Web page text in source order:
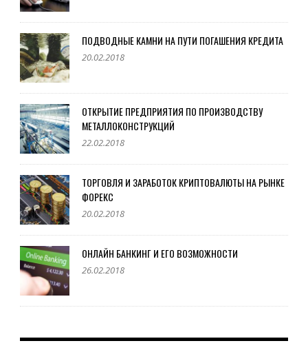
ПОДВОДНЫЕ КАМНИ НА ПУТИ ПОГАШЕНИЯ КРЕДИТА
20.02.2018
ОТКРЫТИЕ ПРЕДПРИЯТИЯ ПО ПРОИЗВОДСТВУ
МЕТАЛЛОКОНСТРУКЦИЙ
22.02.2018
ТОРГОВЛЯ И ЗАРАБОТОК КРИПТОВАЛЮТЫ НА РЫНКЕ
ФОРЕКС
20.02.2018
ОНЛАЙН БАНКИНГ И ЕГО ВОЗМОЖНОСТИ
26.02.2018